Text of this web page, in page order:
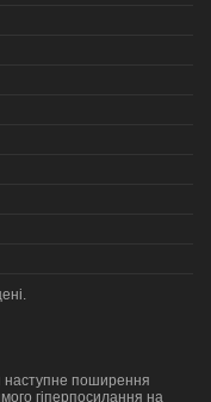
наступне поширення
гіперпосилання на